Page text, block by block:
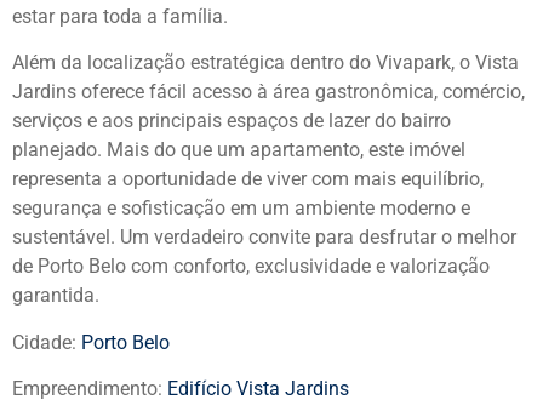
estar para toda a família.
Além da localização estratégica dentro do Vivapark, o Vista
Jardins oferece fácil acesso à área gastronômica, comércio,
serviços e aos principais espaços de lazer do bairro
planejado. Mais do que um apartamento, este imóvel
representa a oportunidade de viver com mais equilíbrio,
segurança e sofisticação em um ambiente moderno e
sustentável. Um verdadeiro convite para desfrutar o melhor
de Porto Belo com conforto, exclusividade e valorização
garantida.
Cidade: Porto Belo
Empreendimento: Edifício Vista Jardins